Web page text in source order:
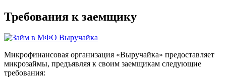
Требования к заемщику
Микрофинансовая организация «Выручайка» предоставляет
микрозаймы, предъявляя к своим заемщикам следующие
требования: